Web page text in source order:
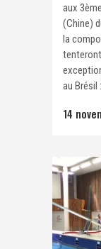
aux
(Chine)
la
au Brésil
14